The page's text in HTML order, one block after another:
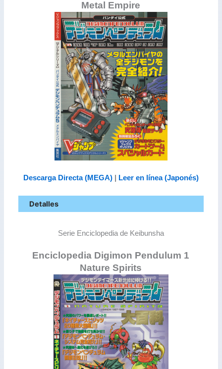
Metal Empire
Descarga Directa (MEGA)| Leer en línea (Japonés)
Detalles
Serie Enciclopedia de Keibunsha
Enciclopedia Digimon Pendulum 1
Nature Spirits